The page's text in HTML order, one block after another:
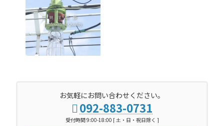
お気軽にお問い合わせください。
092-883-0731
受付時間 9:00-18:00 [ 土・日・祝日除く ]